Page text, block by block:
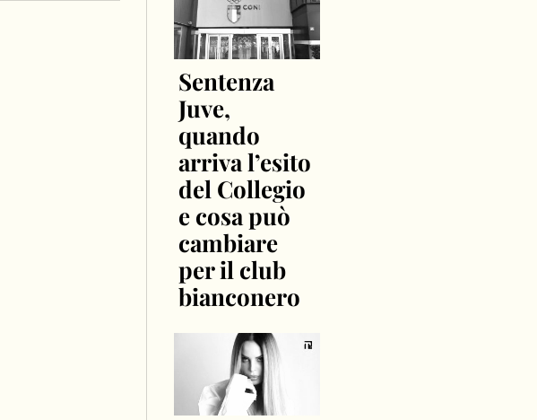
Sentenza
Juve,
quando
arriva l’esito
del Collegio
e cosa può
cambiare
per il club
bianconero